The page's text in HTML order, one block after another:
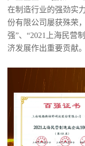
在制造行业的强劲实
份有限公司屡获殊荣
强”、“2021上海民营
济发展作出重要贡献。